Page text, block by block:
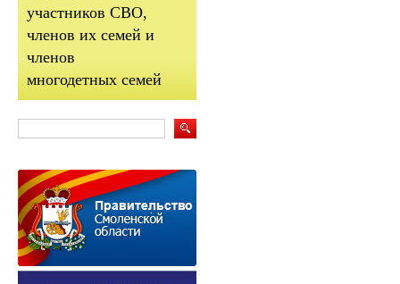
участников СВО,
членов их семей и
членов
многодетных семей